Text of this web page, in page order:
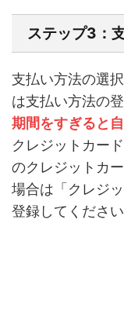
ステップ3：
支払い方法の選
は支払い方法の
期間をすぎると
クレジットカー
のクレジットカ
場合は「クレジ
登録してください